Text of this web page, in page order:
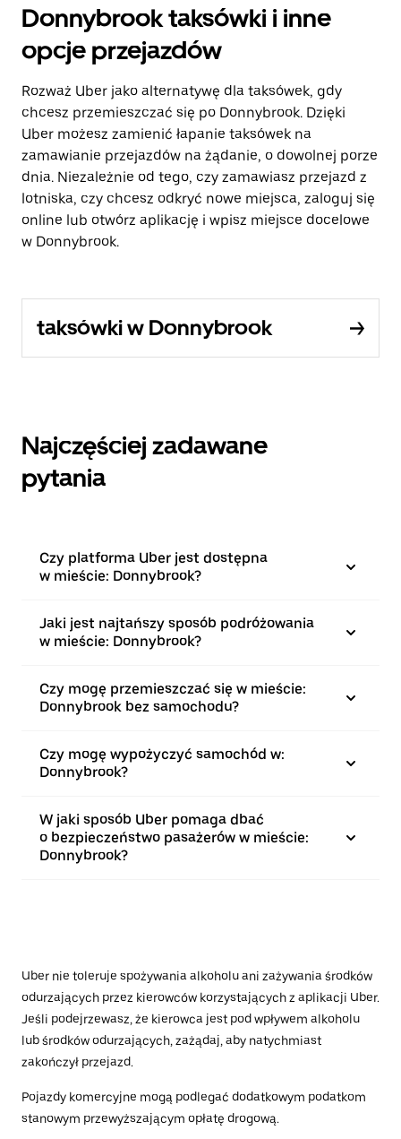
Donnybrook taksówki i inne
opcje przejazdów
Rozważ Uber jako alternatywę dla taksówek, gdy
chcesz przemieszczać się po Donnybrook. Dzięki
Uber możesz zamienić łapanie taksówek na
zamawianie przejazdów na żądanie, o dowolnej porze
dnia. Niezależnie od tego, czy zamawiasz przejazd z
lotniska, czy chcesz odkryć nowe miejsca, zaloguj się
online lub otwórz aplikację i wpisz miejsce docelowe
w Donnybrook.
taksówki w Donnybrook
Najczęściej zadawane
pytania
Czy platforma Uber jest dostępna
w mieście: Donnybrook?
Jaki jest najtańszy sposób podróżowania
w mieście: Donnybrook?
Czy mogę przemieszczać się w mieście:
Donnybrook bez samochodu?
Czy mogę wypożyczyć samochód w:
Donnybrook?
W jaki sposób Uber pomaga dbać
o bezpieczeństwo pasażerów w mieście:
Donnybrook?
Uber nie toleruje spożywania alkoholu ani zażywania środków
odurzających przez kierowców korzystających z aplikacji Uber.
Jeśli podejrzewasz, że kierowca jest pod wpływem alkoholu
lub środków odurzających, zażądaj, aby natychmiast
zakończył przejazd.
Pojazdy komercyjne mogą podlegać dodatkowym podatkom
stanowym przewyższającym opłatę drogową.